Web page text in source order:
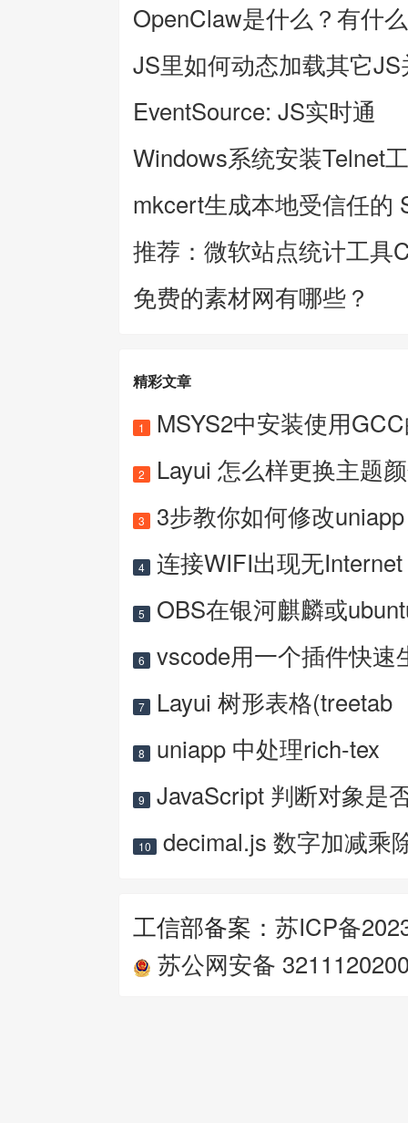
OpenClaw是什么？有什
JS里如何动态加载其它
EventSource: JS实时通
Windows系统安装Telnet工
mkcert生成本地受信任的
推荐：微软站点统计工具
免费的素材网有哪些？
精彩文章
1 MSYS2中安装使用
2 Layui 怎么样更换主题
3 3步教你如何修改
4 连接WIFI出现无Internet
5 OBS在银河麒麟或
6 vscode用一个插件快速
7 Layui 树形表格(treetab
8 uniapp 中处理rich-tex
9 JavaScript 判断对象是
10 decimal.js 数字加减乘
工信部备案： 苏ICP备
苏公网安备